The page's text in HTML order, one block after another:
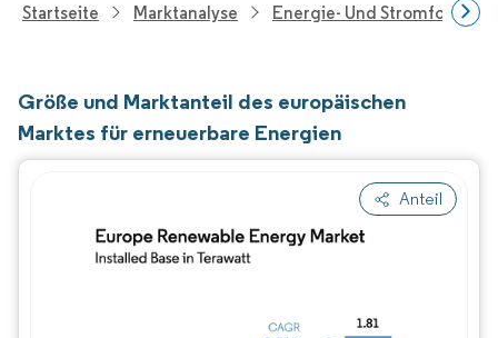
Startseite Marktanalyse Energie- Und
Größe und Marktanteil des europäischen
Marktes für erneuerbare Energien
Anteil